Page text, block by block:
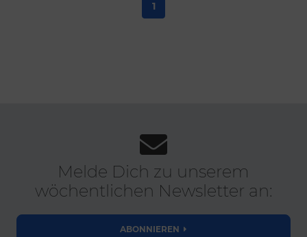
1
Melde Dich zu unserem
wöchentlichen Newsletter an:
ABONNIEREN